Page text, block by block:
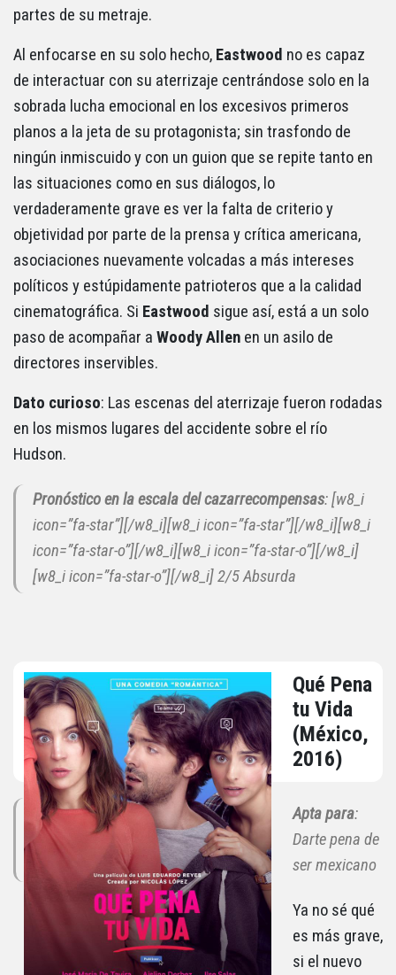
partes de su metraje.
Al enfocarse en su solo hecho, Eastwood no es capaz
de interactuar con su aterrizaje centrándose solo en la
sobrada lucha emocional en los excesivos primeros
planos a la jeta de su protagonista; sin trasfondo de
ningún inmiscuido y con un guion que se repite tanto en
las situaciones como en sus diálogos, lo
verdaderamente grave es ver la falta de criterio y
objetividad por parte de la prensa y crítica americana,
asociaciones nuevamente volcadas a más intereses
políticos y estúpidamente patrioteros que a la calidad
cinematográfica. Si Eastwood sigue así, está a un solo
paso de acompañar a Woody Allen en un asilo de
directores inservibles.
Dato curioso: Las escenas del aterrizaje fueron rodadas
en los mismos lugares del accidente sobre el río
Hudson.
Pronóstico en la escala del cazarrecompensas: [w8_i
icon=”fa-star”][/w8_i][w8_i icon=”fa-star”][/w8_i][w8_i
icon=”fa-star-o”][/w8_i][w8_i icon=”fa-star-o”][/w8_i]
[w8_i icon=”fa-star-o”][/w8_i] 2/5 Absurda
Qué Pena
tu Vida
(México,
2016)
Apta para:
Darte pena de
ser mexicano
Ya no sé qué
es más grave,
si el nuevo